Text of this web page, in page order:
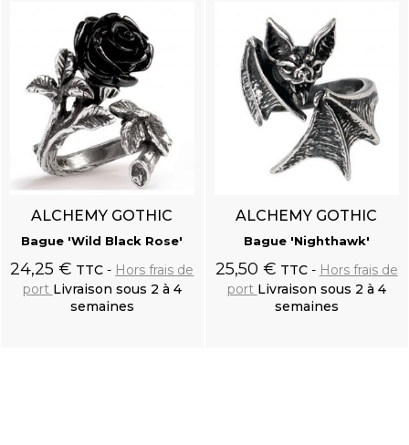
ALCHEMY GOTHIC
Bague 'Wild Black Rose'
24,25 € TTC Hors frais de
port Livraison sous 2 à 4
semaines
ALCHEMY GOTHIC
Bague 'Nighthawk'
25,50 € TTC
Hors frais de
port Livraison sous 2 à 4
semaines